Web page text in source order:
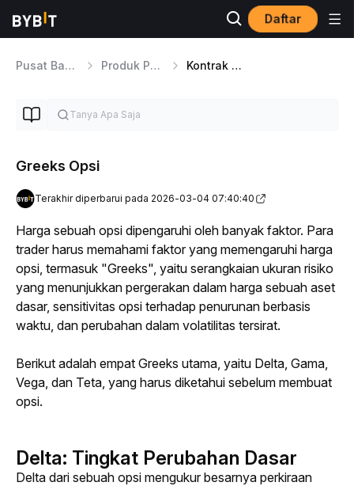
Daftar
Pusat Bantuan Produk Perdagangan Kontrak Options
Greeks Opsi
Terakhir diperbarui pada 2026-03-04 07:40:40
trader harus memahami faktor yang memengaruhi harga
opsi, termasuk "Greeks", yaitu serangkaian ukuran risiko
yang menunjukkan pergerakan dalam harga sebuah aset
dasar, sensitivitas opsi terhadap penurunan berbasis
waktu, dan perubahan dalam volatilitas tersirat.
Berikut adalah empat Greeks utama, yaitu Delta, Gama,
Vega, dan Teta, yang harus diketahui sebelum membuat
opsi.
Delta: Tingkat Perubahan Dasar
Delta dari sebuah opsi mengukur besarnya perkiraan